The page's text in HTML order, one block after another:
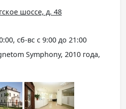
шоссе, д. 48
сб-вс с 9:00 до 21:00
Symphony, 2010 года,